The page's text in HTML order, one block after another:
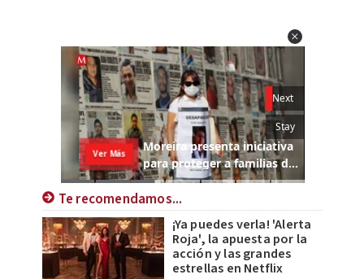
Te recomendamos...
¡Ya puedes verla! 'Alerta
Roja', la apuesta por la
acción y las grandes
estrellas en Netflix